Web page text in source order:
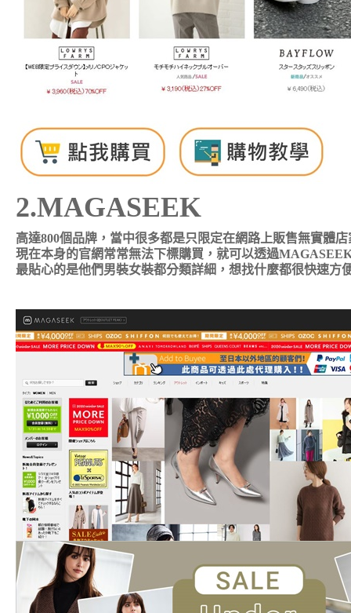
2.MAGASEEK
高達800個品牌，當中很多都是只限定在網路上販售無實體
現在本身的官網常常無法下標購買，就可以透過
最貼心的是他們男裝女裝都分類詳細，想找什麼都很快速方